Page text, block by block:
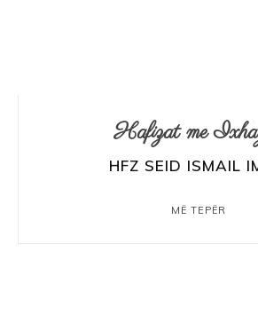
Hafizat me
HFZ SEID ISMAIL
MË TEPËR